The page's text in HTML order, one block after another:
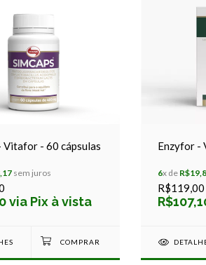
Vitafor - 60 cápsulas
sem juros
via Pix à vista
Enzyfor -
6x de
R$119,00